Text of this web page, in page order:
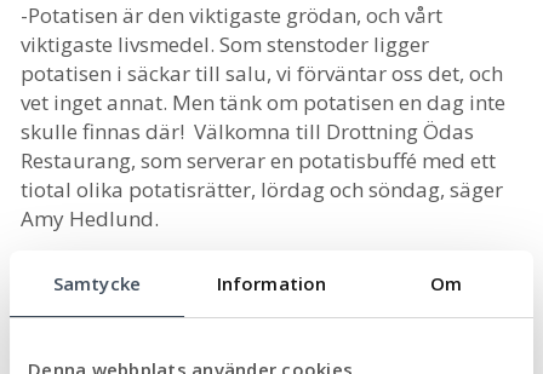
Samtycke Information Om
Denna webbplats använder cookies
-Potatisen är den viktigaste grödan, och vårt
viktigaste livsmedel. Som stenstoder ligger
potatisen i säckar till salu, vi förväntar oss det, och
vet inget annat. Men tänk om potatisen en dag inte
skulle finnas där! Välkomna till Drottning Ödas
Restaurang, som serverar en potatisbuffé med ett
tiotal olika potatisrätter, lördag och söndag, säger
Amy Hedlund.
För mer information
Kontakta